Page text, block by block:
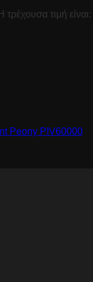
Η τρέχουσα τιμή είναι:
Peony PIV60000